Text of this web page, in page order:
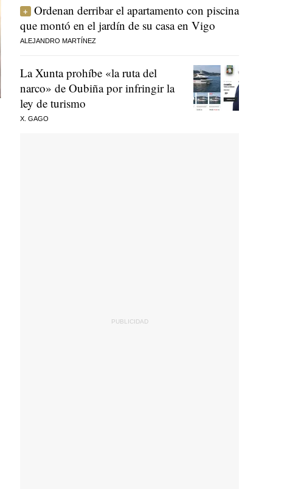
Ordenan derribar el apartamento con piscina
que montó en el jardín de su casa en Vigo
ALEJANDRO MARTÍNEZ
La Xunta prohíbe «la ruta del
narco» de Oubiña por infringir la
ley de turismo
X. GAGO